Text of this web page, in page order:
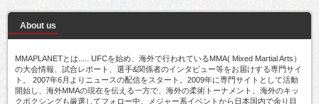
About us
MMAPLANETとは..... UFCを始め、海外で行われているMMA( Mixed Martial Arts）
の大会情報、試合レポート、選手&関係者のインタビュー等をお届けする専門サイ
ト。 2007年6月よりニュースの配信をスタート。2009年に専門サイトとして活動
開始し、海外MMAの現在を伝える一方で、海外の柔術トーナメント、海外のキッ
クボクシングも厳選してフォロー中。メジャー系イベントから日本国内で余り目